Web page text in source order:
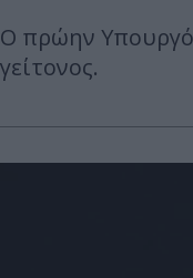
Ο πρώην
γείτονος.